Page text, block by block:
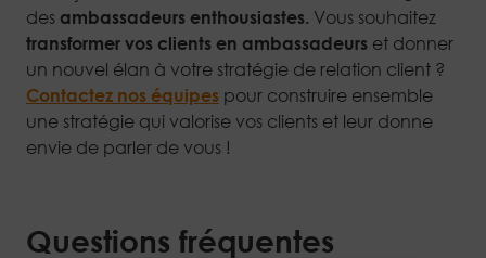
des ambassadeurs enthousiastes. Vous souhaitez
transformer vos clients en ambassadeurset donner
un nouvel élan à votre stratégie de relation client ?
Contactez nos équipespour construire ensemble
une stratégie qui valorise vos clients et leur donne
envie de parler de vous !
Questions fréquentes